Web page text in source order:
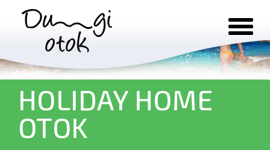
Preskoči na sadržaj
HOLIDAY HOME
OTOK